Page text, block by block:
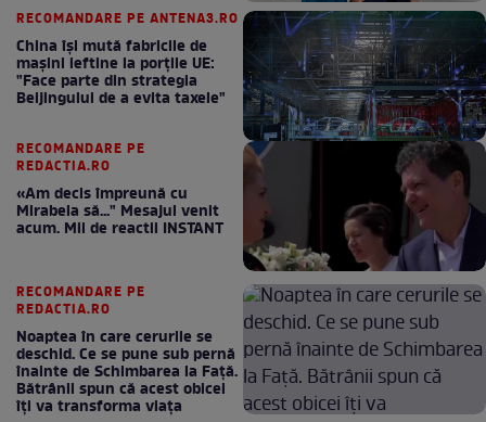
RECOMANDARE PE ANTENA3.RO
China își mută fabricile de
mașini ieftine la porțile UE:
"Face parte din strategia
Beijingului de a evita taxele"
RECOMANDARE PE
REDACTIA.RO
«Am decis împreună cu
Mirabela să..." Mesajul venit
acum. Mii de reactii INSTANT
RECOMANDARE PE
REDACTIA.RO
Noaptea în care cerurile se
deschid. Ce se pune sub pernă
înainte de Schimbarea la Față.
Bătrânii spun că acest obicei
îți va transforma viața